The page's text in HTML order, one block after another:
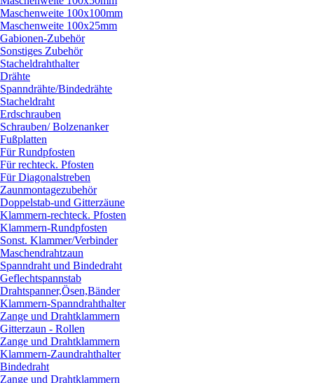
Maschenweite 100x100mm
Maschenweite 100x25mm
Gabionen-Zubehör
Sonstiges Zubehör
Stacheldrahthalter
Drähte
Spanndrähte/Bindedrähte
Stacheldraht
Erdschrauben
Schrauben/Bolzenanker
Fußplatten
Für Rundpfosten
Für rechteck. Pfosten
Für Diagonalstreben
Zaunmontagezubehör
Doppelstab-und Gitterzäune
Klammern-rechteck. Pfosten
Klammern-Rundpfosten
Sonst. Klammer/Verbinder
Maschendrahtzaun
Spanndraht und Bindedraht
Geflechtspannstab
Drahtspanner,Ösen,Bänder
Klammern-Spanndrahthalter
Zange und Drahtklammern
Gitterzaun - Rollen
Zange und Drahtklammern
Klammern-Zaundrahthalter
Bindedraht
Zange und Drahtklammern